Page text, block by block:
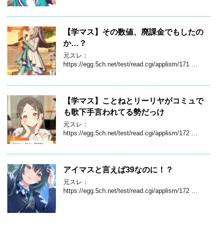
【学マス】その数値、廃課金でもしたの
か…？
元スレ：
https://egg.5ch.net/test/read.cgi/applism/171 …
【学マス】ことねとリーリヤがコミュで
も歌下手言われてる勢だっけ
元スレ：
https://egg.5ch.net/test/read.cgi/applism/172 …
アイマスと言えば39なのに！？
元スレ：
https://egg.5ch.net/test/read.cgi/applism/172 …